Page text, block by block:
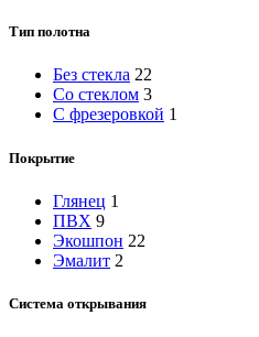
Тип полотна
Без стекла 22
Со стеклом 3
С фрезеровкой 1
Покрытие
Глянец 1
ПВХ 9
Экошпон 22
Эмалит 2
Система открывания